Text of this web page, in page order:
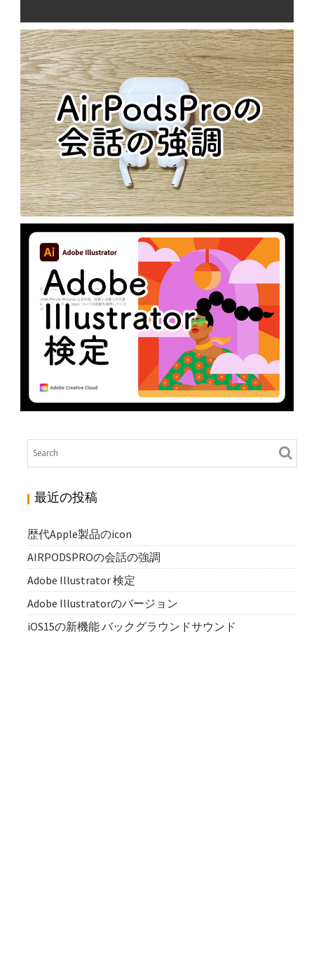
歴代APPLE製品のICON
N MacOS
AIRPODSPROの会話の強調
N 未分類
ADOBE ILLUSTRATOR 検定
N
最近の投稿
歴代Apple製品のicon
AIRPODSPROの会話の強調
Adobe Illustrator 検定
Adobe Illustratorのバージョン
iOS15の新機能 バックグラウンドサウンド